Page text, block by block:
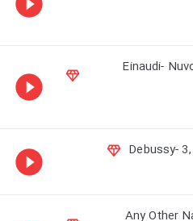
2. 02 -
4. 04 - Any